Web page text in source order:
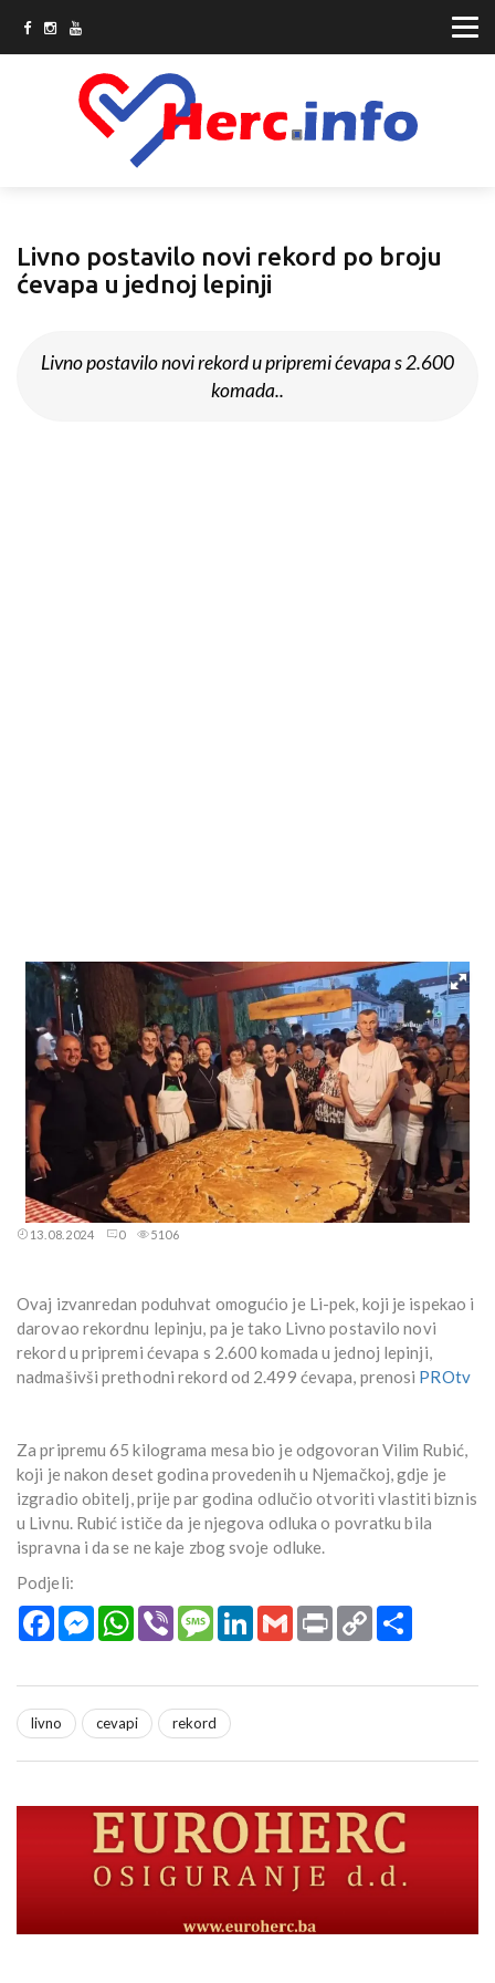
Livno postavilo novi rekord po broju
ćevapa u jednoj lepinji
Livno postavilo novi rekord u pripremi ćevapa s 2.600
komada..
13.08.2024 0 5106
Ovaj izvanredan poduhvat omogućio je Li-pek, koji je ispekao i
darovao rekordnu lepinju, pa je tako Livno postavilo novi
rekord u pripremi ćevapa s 2.600 komada u jednoj lepinji,
nadmašivši prethodni rekord od 2.499 ćevapa, prenosi PROtv
Za pripremu 65 kilograma mesa bio je odgovoran Vilim Rubić,
koji je nakon deset godina provedenih u Njemačkoj, gdje je
izgradio obitelj, prije par godina odlučio otvoriti vlastiti biznis
u Livnu. Rubić ističe da je njegova odluka o povratku bila
ispravna i da se ne kaje zbog svoje odluke.
Podjeli:
FacebookMessengerWhatsApp
Viber MessageLinkedInGmail Print Copy
Link
livno cevapi rekord